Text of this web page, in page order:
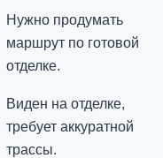
Нужно продумать
маршрут по готовой
отделке.
Виден на отделке,
требует аккуратной
трассы.